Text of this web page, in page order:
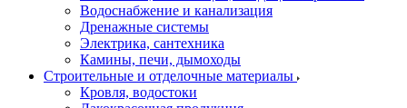
Водоснабжение и канализация
Дренажные системы
Электрика, сантехника
Камины, печи, дымоходы
Строительные и отделочные материалы
Кровля, водостоки